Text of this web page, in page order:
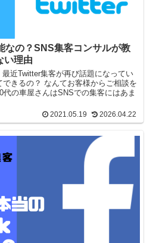
なの？SNS集客コンサルが教
い理由
近Twitter集客が再び話題になってい
きるの？ なんてお客様からご相談を
の車屋さんはSNSでの集客にはあま
2021.05.19 2026.04.22